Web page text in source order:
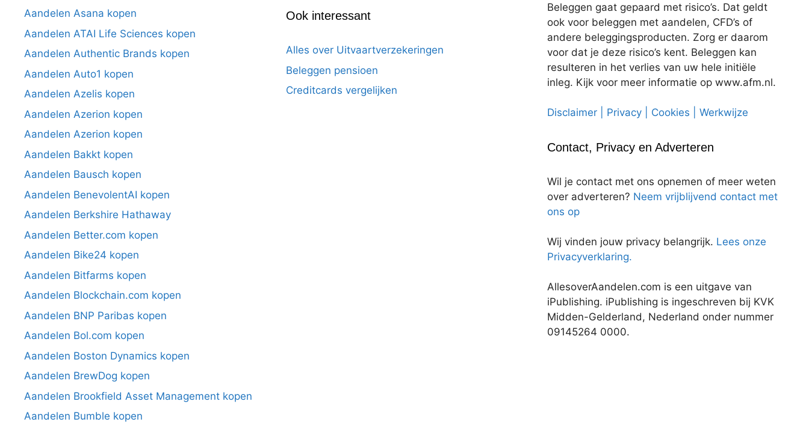
Aandelen Asana kopen
Aandelen ATAI Life Sciences kopen
Aandelen Authentic Brands kopen
Aandelen Auto1 kopen
Aandelen Azelis kopen
Aandelen Azerion kopen
Aandelen Azerion kopen
Aandelen Bakkt kopen
Aandelen Bausch kopen
Aandelen BenevolentAI kopen
Aandelen Berkshire Hathaway
Aandelen Better.com kopen
Aandelen Bike24 kopen
Aandelen Bitfarms kopen
Aandelen Blockchain.com kopen
Aandelen BNP Paribas kopen
Aandelen Bol.com kopen
Aandelen Boston Dynamics kopen
Aandelen BrewDog kopen
Aandelen Brookfield Asset Management kopen
Aandelen Bumble kopen
Ook interessant
Alles over Uitvaartverzekeringen
Beleggen pensioen
Creditcards vergelijken
Beleggen gaat gepaard met risico’s. Dat geldt
ook voor beleggen met aandelen, CFD’s of
andere beleggingsproducten. Zorg er daarom
voor dat je deze risico’s kent. Beleggen kan
resulteren in het verlies van uw hele initiële
inleg. Kijk voor meer informatie op www.afm.nl.
Disclaimer | Privacy | Cookies | Werkwijze
Contact, Privacy en Adverteren
Wil je contact met ons opnemen of meer weten
over adverteren? Neem vrijblijvend contact met
ons op
Wij vinden jouw privacy belangrijk. Lees onze
Privacyverklaring.
AllesoverAandelen.com is een uitgave van
iPublishing. iPublishing is ingeschreven bij KVK
Midden-Gelderland, Nederland onder nummer
09145264 0000.